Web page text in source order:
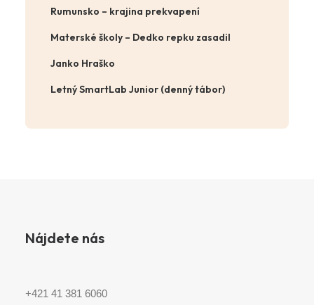
Rumunsko – krajina prekvapení
Materské školy – Dedko repku zasadil
Janko Hraško
Letný SmartLab Junior (denný tábor)
Nájdete nás
+421 41 381 6060